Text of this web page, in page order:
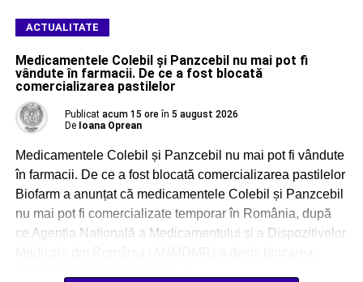
ACTUALITATE
Medicamentele Colebil și Panzcebil nu mai pot fi
vândute în farmacii. De ce a fost blocată
comercializarea pastilelor
Publicat acum 15 ore în 5 august 2026
De Ioana Oprean
Medicamentele Colebil și Panzcebil nu mai pot fi vândute
în farmacii. De ce a fost blocată comercializarea pastilelor
Biofarm a anunțat că medicamentele Colebil și Panzcebil
nu mai pot fi comercializate temporar în România, după
ce Agenția Națională a Medicamentului și a Dispozitivelor